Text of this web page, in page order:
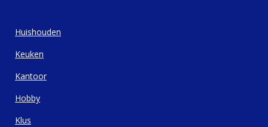
Huishouden
Keuken
Kantoor
Hobby
Klus